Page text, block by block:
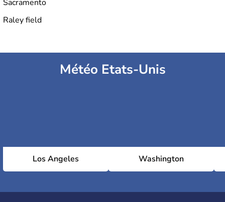
Sacramento
Raley field
Météo Etats-Unis
Los Angeles Washington